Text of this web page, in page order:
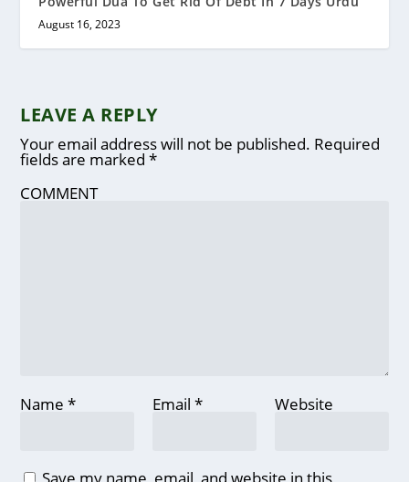
August 16, 2023
LEAVE A REPLY
Your email address will not be published. Required
fields are marked*
COMMENT
Name* Email * Website